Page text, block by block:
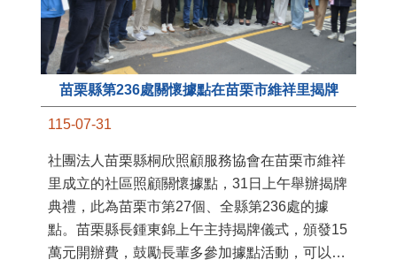
苗栗縣第236處關懷據點在苗栗市維祥里揭牌
115-07-31
社團法人苗栗縣桐欣照顧服務協會在苗栗市維祥
里成立的社區照顧關懷據點，31日上午舉辦揭牌
典禮，此為苗栗市第27個、全縣第236處的據
點。苗栗縣長鍾東錦上午主持揭牌儀式，頒發15
萬元開辦費，鼓勵長輩多參加據點活動，可以更